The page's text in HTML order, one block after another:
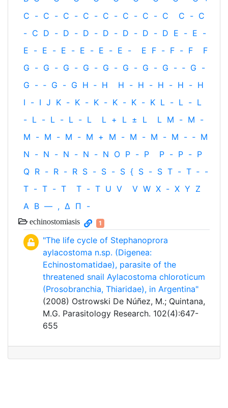
C - C - C - C - C - C - C - C C - C
- C D - D - D - D - D - D - D E - E -
E - E - E - E - E - E - E F - F - F
F
G - G - G - G - G - G - G - G - ‐ G -
G - ‐ G - G H ‐ H H - H - H - H - H
I - I J K - K - K - K - K - K L - L - L
- L - L - L - L L + L ± L L M - M -
M - M - M - M + M - M - M - M - ‐ M
N - N - N - N - N O P - P P - P - P
Q R - R - R S - S - S { S - S T - T ‐ -
T - T - T T - T U V V W X - X Y Z
Α Β — , Δ Π -
echinostomiasis 1
"The life cycle of Stephanoprora
aylacostoma n.sp. (Digenea:
Echinostomatidae), parasite of the
threatened snail Aylacostoma chloroticum
(Prosobranchia, Thiaridae), in Argentina"
(2008) Ostrowski De Núñez, M.; Quintana,
M.G. Parasitology Research. 102(4):647-
655